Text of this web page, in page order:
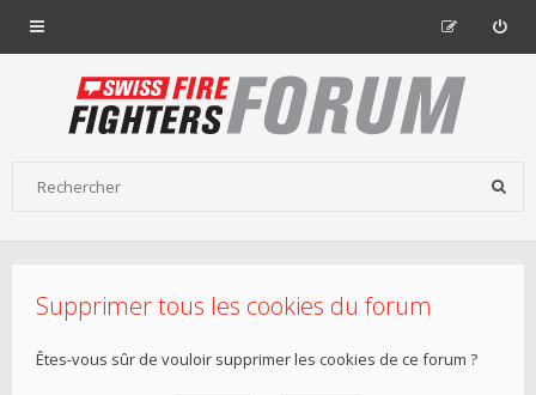
Supprimer tous les cookies du forum
Êtes-vous sûr de vouloir supprimer les cookies de ce forum ?